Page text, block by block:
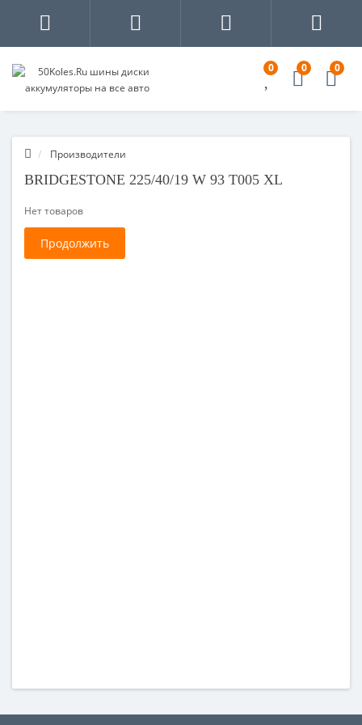
0 0 0
Производители
BRIDGESTONE 225/40/19 W 93 T005 XL
Нет товаров
Продолжить